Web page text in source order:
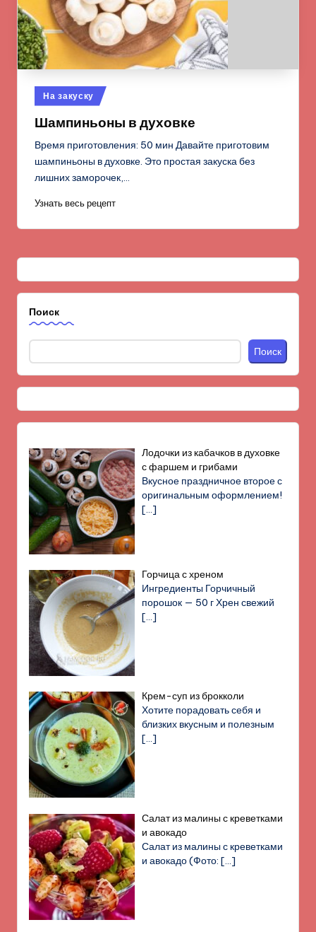
Опубликовано
в
На закуску
Шампиньоны в духовке
Время приготовления: 50 мин Давайте приготовим
шампиньоны в духовке. Это простая закуска без
лишних заморочек,…
Узнать весь рецепт
Поиск
Поиск
Лодочки из кабачков в духовке
с фаршем и грибами
Вкусное праздничное второе с
оригинальным оформлением!
[…]
Горчица с хреном
Ингредиенты Горчичный
порошок — 50 г Хрен свежий
[…]
Крем-суп из брокколи
Хотите порадовать себя и
близких вкусным и полезным
[…]
Салат из малины с креветками
и авокадо
Салат из малины с креветками
и авокадо (Фото:[…]